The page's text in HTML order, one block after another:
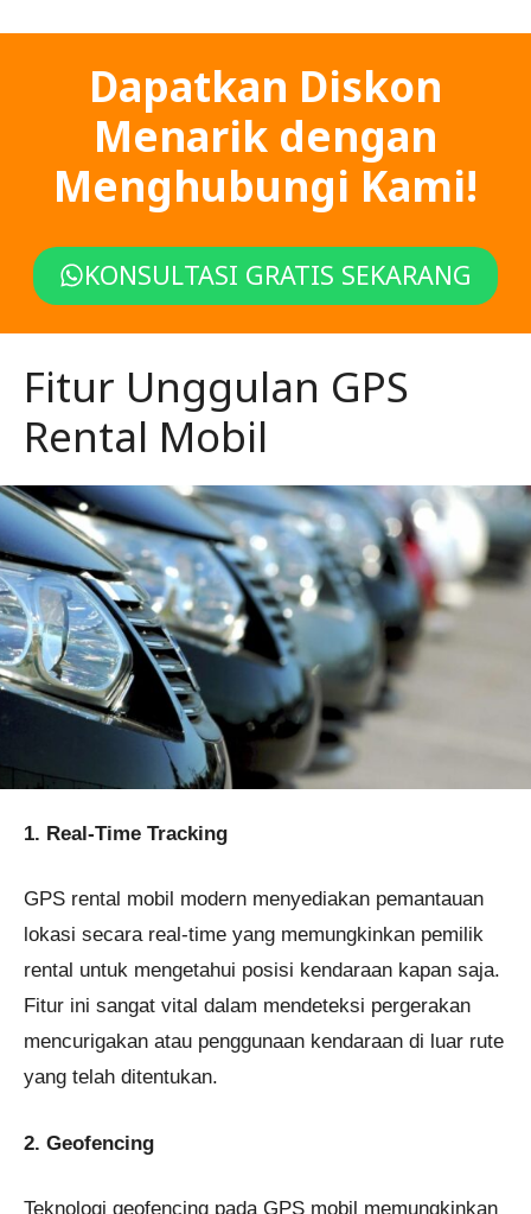
Dapatkan Diskon
Menarik dengan
Menghubungi Kami!
KONSULTASI GRATIS SEKARANG
Fitur Unggulan GPS
Rental Mobil
1. Real-Time Tracking
GPS rental mobil modern menyediakan pemantauan
lokasi secara real-time yang memungkinkan pemilik
rental untuk mengetahui posisi kendaraan kapan saja.
Fitur ini sangat vital dalam mendeteksi pergerakan
mencurigakan atau penggunaan kendaraan di luar rute
yang telah ditentukan.
2. Geofencing
Teknologi geofencing pada GPS mobil memungkinkan